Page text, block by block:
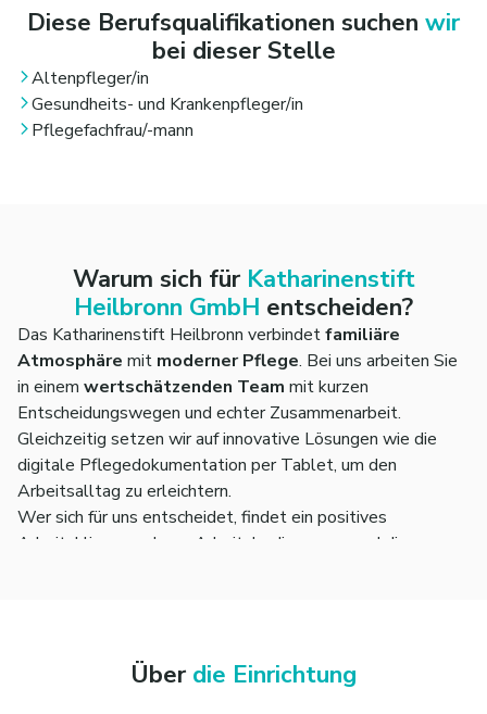
individuellen Bedürfnisse.
Selbstständige und verantwortungsbewusste
Arbeitsweise im Pflegealltag.
Diese Berufsqualifikationen suchen wir
bei dieser Stelle
Altenpfleger/in
Gesundheits- und Krankenpfleger/in
Pflegefachfrau/-mann
Warum sich für Katharinenstift
Heilbronn GmbH entscheiden?
Das Katharinenstift Heilbronn verbindetfamiliäre
Atmosphäre mit moderner Pflege. Bei uns arbeiten Sie
in einem wertschätzenden Team mit kurzen
Entscheidungswegen und echter Zusammenarbeit.
Gleichzeitig setzen wir auf innovative Lösungen wie die
digitale Pflegedokumentation per Tablet, um den
Arbeitsalltag zu erleichtern.
Wer sich für uns entscheidet, findet ein positives
Arbeitsklima, moderne Arbeitsbedingungen und die
Über die Einrichtung